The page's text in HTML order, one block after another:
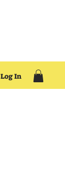
Log In